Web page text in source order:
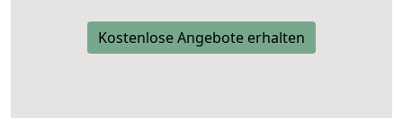
Kostenlose Angebote erhalten